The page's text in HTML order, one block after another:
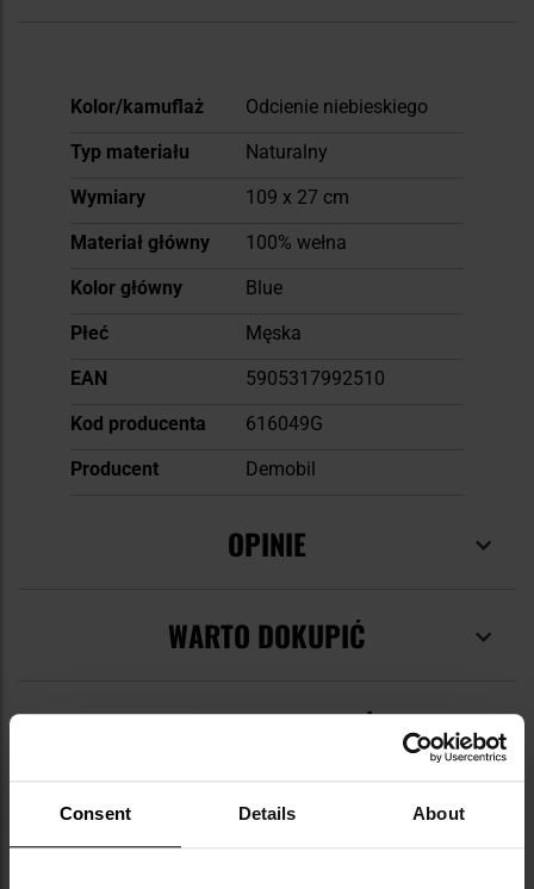
Consent Details About
Więcej
Kolor/kamuflaż
Odcienie niebieskiego
Typ materiału
Naturalny
Wymiary
109 x 27 cm
Materiał główny
100% wełna
Kolor główny
Blue
Płeć
Męska
EAN
5905317992510
Kod producenta
616049G
Producent
Demobil
OPINIE
WARTO DOKUPIĆ
INNI OGLĄDALI TEŻ